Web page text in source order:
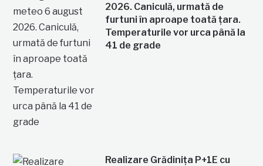
2026. Caniculă, urmată de
furtuni în aproape toată țara.
Temperaturile vor urca până la
41 de grade
Realizare Grădinița P+1E cu